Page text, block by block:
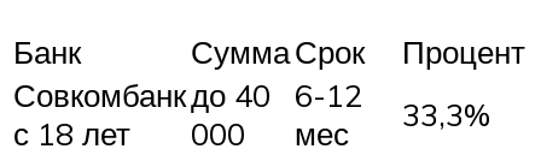
Банк СуммаСрок
Процент
Совкомбанк
с 18 лет
до 40
000
6-12
мес
33,3%